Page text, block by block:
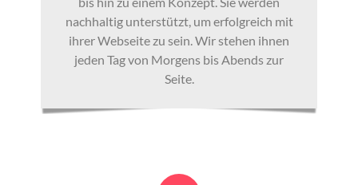
nachhaltig unterstützt, um erfolgreich mit
ihrer Webseite zu sein. Wir stehen ihnen
jeden Tag von Morgens bis Abends zur
Seite.